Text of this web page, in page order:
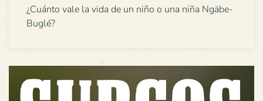
¿Cuánto vale la vida de un niño o una niña Ngäbe-
Buglé?